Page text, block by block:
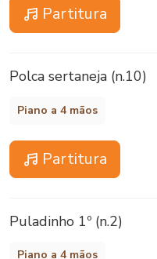
Partitura
Polca sertaneja (n.10)
Piano a 4 mãos
Partitura
Puladinho 1º (n.2)
Piano a 4 mãos